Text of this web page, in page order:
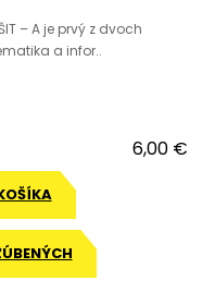
– A je prvý z dvoch
a infor..
6,00 €